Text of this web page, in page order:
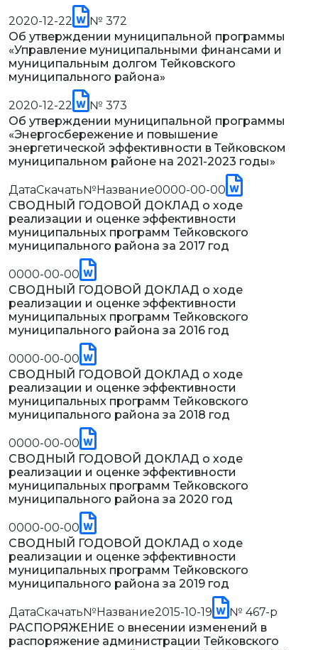
2020-12-22
№ 372
Об утверждении муниципальной программы
«Управление муниципальными финансами и
муниципальным долгом Тейковского
муниципального района»
2020-12-22
№ 373
Об утверждении муниципальной программы
«Энергосбережение и повышение
энергетической эффективности в Тейковском
муниципальном районе на 2021-2023 годы»
ДатаСкачать№Название0000-00-00
СВОДНЫЙ ГОДОВОЙ ДОКЛАД о ходе
реализации и оценке эффективности
муниципальных программ Тейковского
муниципального района за 2017 год
0000-00-00
СВОДНЫЙ ГОДОВОЙ ДОКЛАД о ходе
реализации и оценке эффективности
муниципальных программ Тейковского
муниципального района за 2016 год
0000-00-00
СВОДНЫЙ ГОДОВОЙ ДОКЛАД о ходе
реализации и оценке эффективности
муниципальных программ Тейковского
муниципального района за 2018 год
0000-00-00
СВОДНЫЙ ГОДОВОЙ ДОКЛАД о ходе
реализации и оценке эффективности
муниципальных программ Тейковского
муниципального района за 2020 год
0000-00-00
СВОДНЫЙ ГОДОВОЙ ДОКЛАД о ходе
реализации и оценке эффективности
муниципальных программ Тейковского
муниципального района за 2019 год
ДатаСкачать№Название2015-10-19
№ 467-р
РАСПОРЯЖЕНИЕ о внесении изменений в
распоряжение администрации Тейковского